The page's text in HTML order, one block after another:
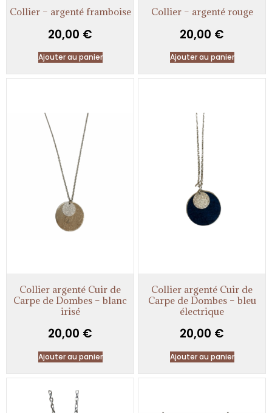
Collier – argenté framboise
20,00 €
Ajouter au panier
Collier – argenté rouge
20,00 €
Ajouter au panier
Collier argenté Cuir de
Carpe de Dombes – blanc
irisé
20,00 €
Ajouter au panier
Collier argenté Cuir de
Carpe de Dombes – bleu
électrique
20,00 €
Ajouter au panier